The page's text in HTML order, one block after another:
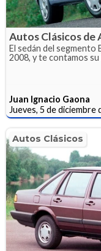
Autos Clásicos de
El sedán del segmento
2008, y te contamos
Juan Ignacio Gaona
Jueves, 5 de diciembre
Autos Clásicos